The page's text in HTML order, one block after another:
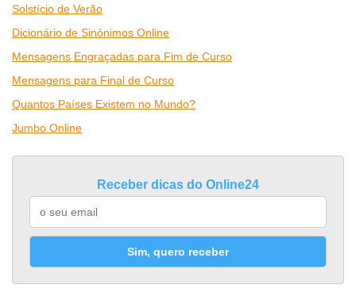
Solstício de Verão
Dicionário de Sinónimos Online
Mensagens Engraçadas para Fim de Curso
Mensagens para Final de Curso
Quantos Países Existem no Mundo?
Jumbo Online
Receber dicas do Online24
Sim, quero receber